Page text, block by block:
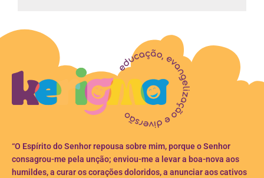
“O Espírito do Senhor repousa sobre mim, porque o Senhor
consagrou-me pela unção; enviou-me a levar a boa-nova aos
humildes, a curar os corações doloridos, a anunciar aos cativos